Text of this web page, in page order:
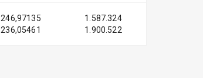
246,97135
236,05461
1.587.324
1.900.522